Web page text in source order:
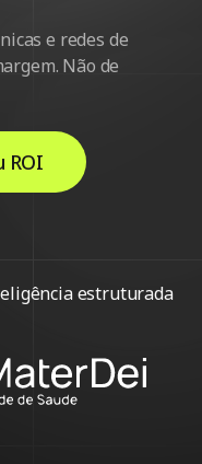
e redes de
Não de
ROI
estruturada